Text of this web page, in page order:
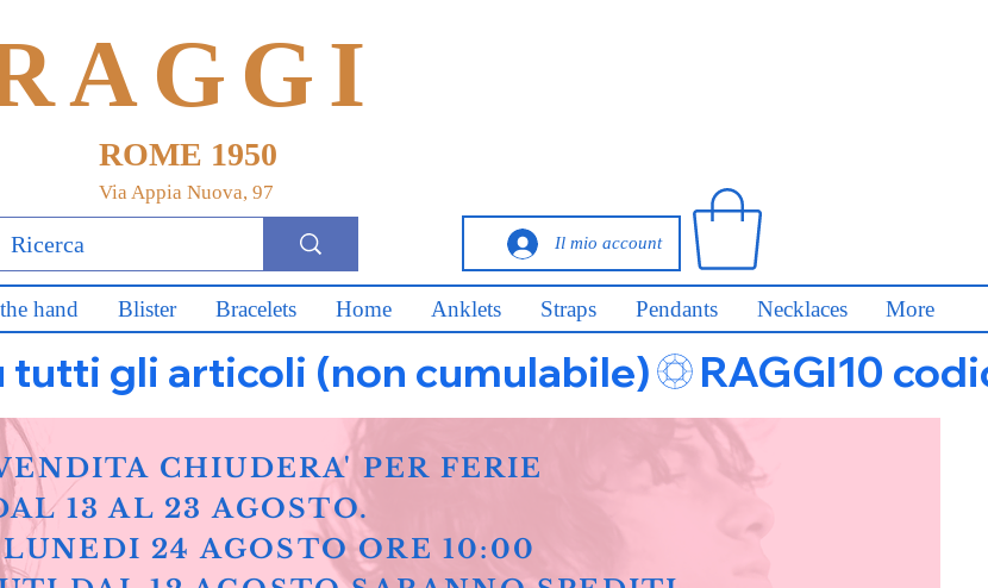
ROME 1950
Via Appia Nuova, 97
Il mio account
hand Blister Bracelets Home Anklets Straps Pendants Necklaces More
tutti gli articoli (non cumulabile)
CHIUDERA' PER FERIE
13 AL 23 AGOSTO.
24 AGOSTO ORE 10:00